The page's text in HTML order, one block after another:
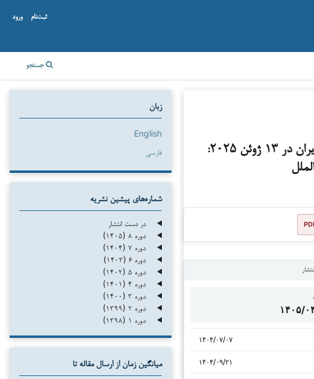
جستجو
ثبت‌نام ورود
بررسی حقوقی-تحلیلی حمله نظامی اسرائیل به تأسیسات هسته‌ای ایران در ۱۳ ژوئن ۲۰۲۵:
۰۴/۰۱
۱۴۰۴/۰۷/۰۷
۱۴۰۴/۰۹/۲۱
زبان
English
فارسی
شماره‌های پیشین نشریه
در دست انتشار
دوره ۸ (۱۴۰۵)
دوره ۷ (۱۴۰۴)
دوره ۶ (۱۴۰۳)
دوره ۵ (۱۴۰۲)
دوره ۴ (۱۴۰۱)
دوره ۳ (۱۴۰۰)
دوره ۲ (۱۳۹۹)
دوره ۱ (۱۳۹۸)
میانگین زمان از ارسال مقاله تا